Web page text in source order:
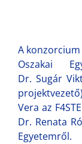
A
Oszakai
Dr. Sugár
Vera az
Dr. Renata
Egyetemről.